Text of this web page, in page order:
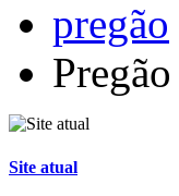
pregão
Site atual